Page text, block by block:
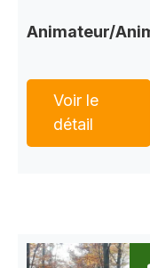
Animateur/
Voir le
détail